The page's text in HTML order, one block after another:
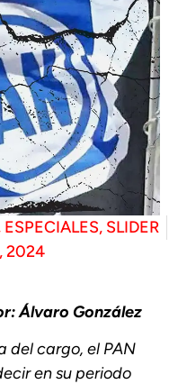
ESPECIALES, SLIDER
2024
Álvaro González
del cargo, el PAN
en su periodo